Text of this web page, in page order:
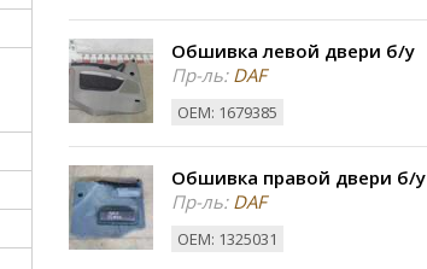
Обшивка левой двери б/у
Пр-ль:DAF
ОЕМ: 1679385
Обшивка правой двери б/у
Пр-ль:DAF
ОЕМ: 1325031